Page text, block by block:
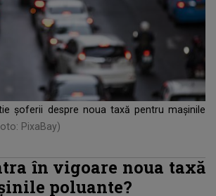
șoferii despre noua taxă pentru mașinile
PixaBay)
în vigoare noua taxă
poluante?